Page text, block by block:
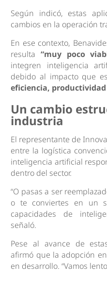
Según indicó, estas
cambios en la operación
En ese contexto,
resulta “muy poco
integren inteligencia
debido al impacto que
eficiencia,
Un cambio
industria
El representante de
entre la logística
inteligencia artificial
dentro del sector.
“O pasas a ser
o te conviertes en un
capacidades de
señaló.
Pese al avance de
afirmó que la adopción
en desarrollo. “Vamos